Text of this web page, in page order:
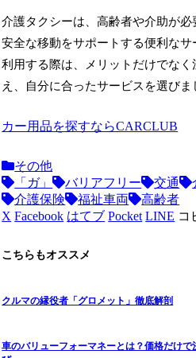
介護タクシーは、高齢者や介助が必
安全な移動をサポートする便利なサ
利用する際は、メリットだけでなく
え、自分に合ったサービスを選びま
カー用品を探すならCARCLUB
その他
「ガ」
バリアフリー 交通
介護保険
福祉車両
高齢者
X Facebook はてブ Pocket LINE コ
こちらもオススメ
クルマの縁役者「グロメット」徹底解剖
車のバリューフォーマネーとは？価格だけで